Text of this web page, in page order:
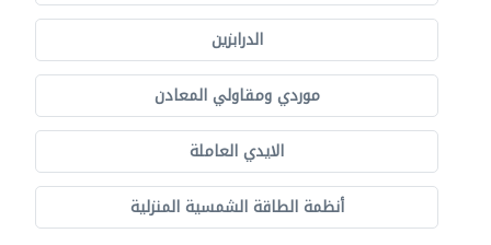
الدرابزين
موردي ومقاولي المعادن
الايدي العاملة
أنظمة الطاقة الشمسية المنزلية